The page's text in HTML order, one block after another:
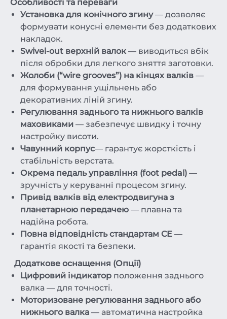
Особливості та переваги
Установка для конічного згину— дозволяє
формувати конусні елементи без додаткових
накладок.
Swivel-out верхній валок — виводиться вбік
після обробки для легкого зняття заготовки.
Жолоби (“wire grooves”) на кінцях валків —
для формування ущільнень або
декоративних ліній згину.
Регулювання заднього та нижнього валків
маховиками — забезпечує швидку і точну
настройку висоти.
Чавунний корпус— гарантує жорсткість і
стабільність верстата.
Окрема педаль управління (foot pedal) —
зручність у керуванні процесом згину.
Привід валків від електродвигуна з
планетарною передачею — плавна та
надійна робота.
Повна відповідність стандартам CE —
гарантія якості та безпеки.
Додаткове оснащення (Опції)
Цифровий індикатор положення заднього
валка — для точності.
Моторизоване регулювання заднього або
нижнього валка — автоматична настройка